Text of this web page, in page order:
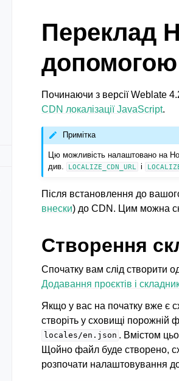
Переклад
допомогою
Починаючи з версії Weblate
CDN локалізації JavaScript.
Примітка
Цю можливість налаштовано на
див.
LOCALIZE_CDN_URL і
Після встановлення до
внески) до CDN. Цим можна
Створення
Спочатку вам слід створити
Додавання проєктів і
Якщо у вас на початку вже є
створіть у сховищі порожній
locales/en.json . Вмістом
Щойно файл буде створено,
розпочати налаштовування